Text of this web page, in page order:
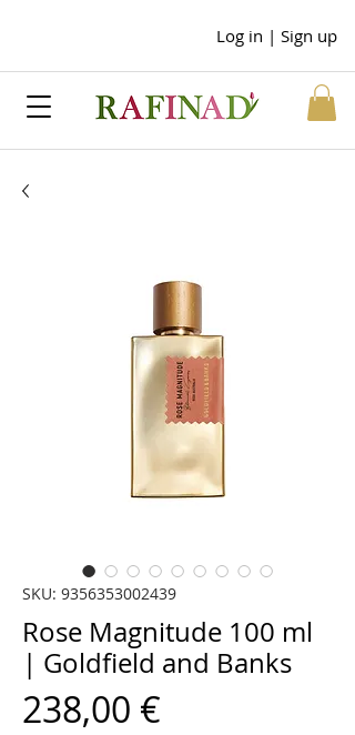
Log in | Sign up
SKU: 9356353002439
Rose Magnitude 100 ml
| Goldfield and Banks
238,00 €